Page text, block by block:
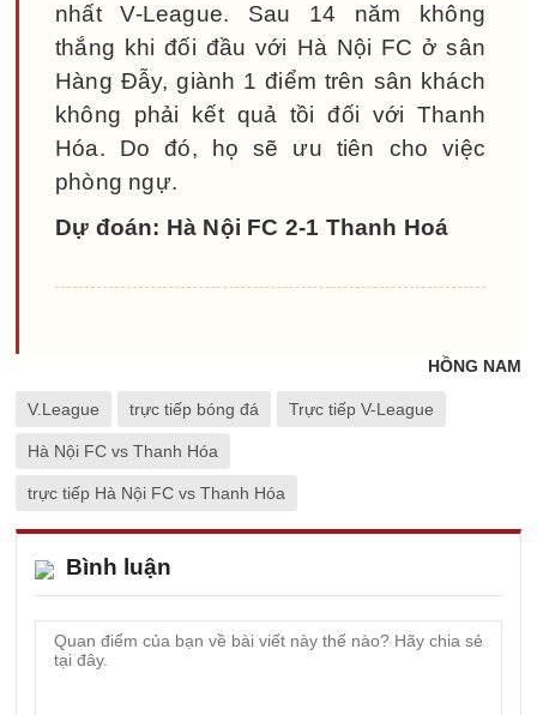
nhất V-League. Sau 14 năm không
thắng khi đối đầu với Hà Nội FC ở sân
Hàng Đẫy, giành 1 điểm trên sân khách
không phải kết quả tồi đối với Thanh
Hóa. Do đó, họ sẽ ưu tiên cho việc
phòng ngự.
Dự đoán: Hà Nội FC 2-1 Thanh Hoá
HỒNG NAM
V.League trực tiếp bóng đá Trực tiếp V-League
Hà Nội FC vs Thanh Hóa
trực tiếp Hà Nội FC vs Thanh Hóa
Bình luận